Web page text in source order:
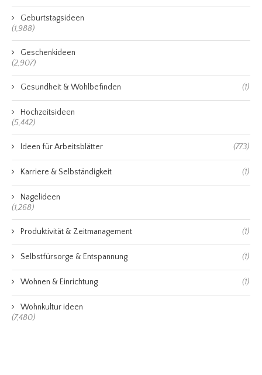
Geburtstagsideen
(1,988)
Geschenkideen
(2,907)
Gesundheit & Wohlbefinden (1)
Hochzeitsideen
(5,442)
Ideen für Arbeitsblätter (773)
Karriere & Selbständigkeit (1)
Nagelideen
(1,268)
Produktivität & Zeitmanagement (1)
Selbstfürsorge & Entspannung (1)
Wohnen & Einrichtung (1)
Wohnkultur ideen
(7,480)